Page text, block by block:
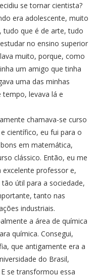
se tornar cientista?
era adolescente, muito
tudo que é de arte, tudo
no ensino superior
muito, porque, como
um amigo que tinha
uma das minhas
levava lá e
chamava-se curso
científico, eu fui para o
em matemática,
clássico. Então, eu me
professor e,
útil para a sociedade,
tanto nas
industriais.
a área de química
química. Consegui,
que antigamente era a
do Brasil,
se transformou essa